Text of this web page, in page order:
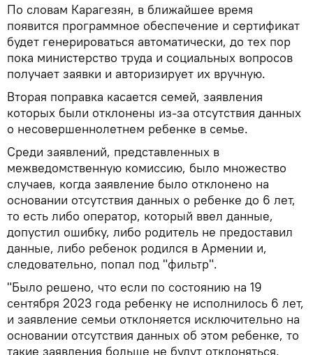
По словам Карагезян, в ближайшее время
появится программное обеспечение и сертификат
будет генерироваться автоматически, до тех пор
пока министерство труда и социальных вопросов
получает заявки и авторизирует их вручную.
Вторая поправка касается семей, заявления
которых были отклонены из-за отсутствия данных
о несовершеннолетнем ребенке в семье.
Среди заявлений, представленных в
межведомственную комиссию, было множество
случаев, когда заявление было отклонено на
основании отсутствия данных о ребенке до 6 лет,
то есть либо оператор, который ввел данные,
допустил ошибку, либо родитель не предоставил
данные, либо ребенок родился в Армении и,
следовательно, попал под "фильтр".
"Было решено, что если по состоянию на 19
сентября 2023 года ребенку не исполнилось 6 лет,
и заявление семьи отклоняется исключительно на
основании отсутствия данных об этом ребенке, то
такие заявления больше не будут отклоняться,